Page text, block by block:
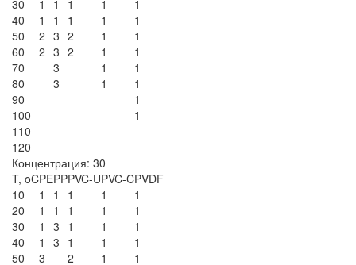
30 1 1 1 1
1
40
1 1 1 1
1
50
2 3 2 1
1
60
2 3 2 1
1
70
3 1
1
80
3 1
1
90
1
100
1
110
120
Концентрация: 30
T, oCPEPPPVC-UPVC-CPVDF
10
1 1 1 1
1
20
1 1 1 1
1
30
1 3 1 1
1
40
1 3 1 1
1
50
3 2 1
1